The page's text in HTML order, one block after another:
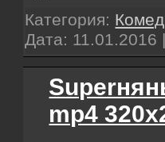
Категория:
Дата: 11.01.2016
mp4